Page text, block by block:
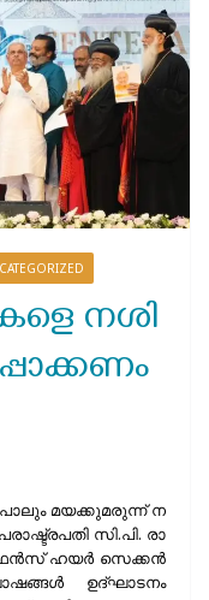
ന​ശി​
മ​യ​ക്കു​മ​രു​ന്ന് ന​
സി.പി. രാ​
ഹ​യ​ർ സെ​ക്ക​ൻ​
ഉ​ദ്ഘാ​ട​നം